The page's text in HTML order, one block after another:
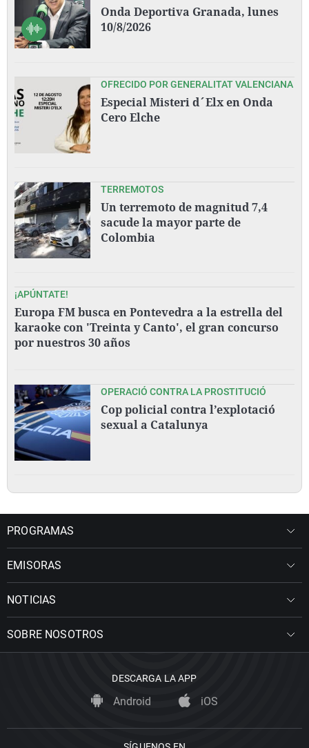
ANTE EL INMEDIATO COMIENZO DE LIGA EN
OVIEDO, CON PEDRO LARA Y TODO SU
Onda Deportiva Granada, lunes
10/8/2026
OFRECIDO POR GENERALITAT VALENCIANA
Especial Misteri d´Elx en Onda
Cero Elche
TERREMOTOS
Un terremoto de magnitud 7,4
sacude la mayor parte de
Colombia
¡APÚNTATE!
Europa FM busca en Pontevedra a la estrella del
karaoke con 'Treinta y Canto', el gran concurso
por nuestros 30 años
OPERACIÓ CONTRA LA PROSTITUCIÓ
Cop policial contra l’explotació
sexual a Catalunya
PROGRAMAS
EMISORAS
NOTICIAS
SOBRE NOSOTROS
DESCARGA LA APP
Android iOS